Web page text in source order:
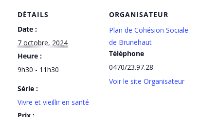
DÉTAILS
Date :
7 octobre, 2024
Heure :
9h30 - 11h30
Série :
Vivre et vieillir en santé
ORGANISATEUR
Plan de Cohésion Sociale
de Brunehaut
Téléphone
0470/23.97.28
Voir le site Organisateur